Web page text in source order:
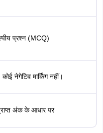
प्रश्न (MCQ)
नेगेटिव मार्किंग नहीं।
अंक के आधार पर